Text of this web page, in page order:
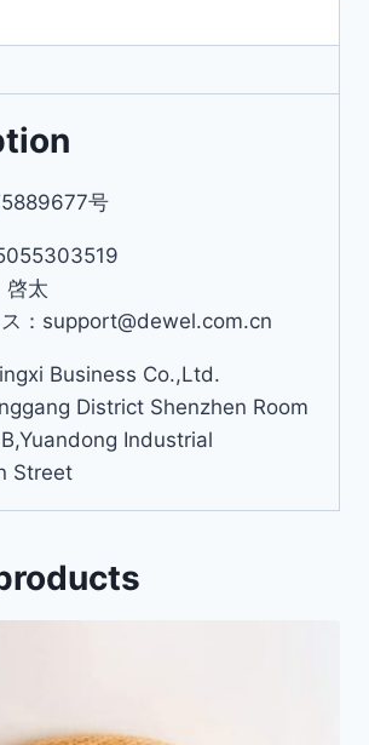
号
太
ス：support@dewel.com.cn
Business Co.,Ltd.
District Shenzhen Room
Industrial
Street